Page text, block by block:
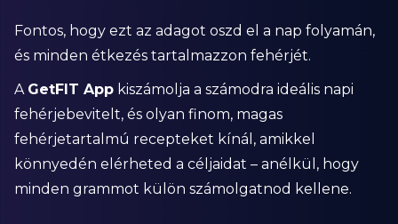
Fontos, hogy ezt az adagot oszd el a nap folyamán,
és minden étkezés tartalmazzon fehérjét.
A GetFIT App kiszámolja a számodra ideális napi
fehérjebevitelt, és olyan finom, magas
fehérjetartalmú recepteket kínál, amikkel
könnyedén elérheted a céljaidat – anélkül, hogy
minden grammot külön számolgatnod kellene.